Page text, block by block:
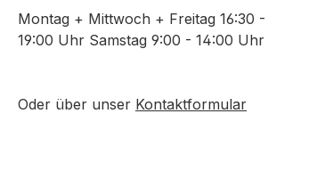
Montag + Mittwoch + Freitag 16:30 -
19:00 Uhr Samstag 9:00 - 14:00 Uhr
Oder über unser Kontaktformular